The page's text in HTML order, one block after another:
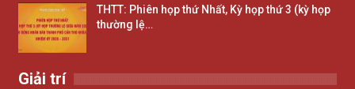
THTT: Phiên họp thứ Nhất, Kỳ họp thứ 3 (kỳ họp
thường lệ…
Giải trí